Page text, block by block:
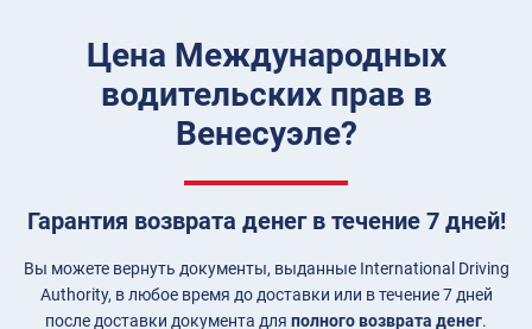
Цена Международных
водительских прав в
Венесуэле?
Гарантия возврата денег в течение 7 дней!
Вы можете вернуть документы, выданные International Driving
Authority, в любое время до доставки или в течение 7 дней
после доставки документа для полного возврата денег.